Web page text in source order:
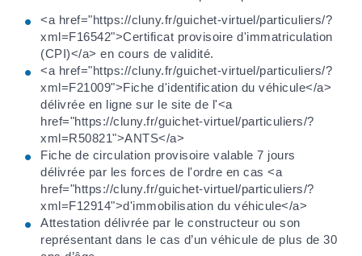
<a href="https://cluny.fr/guichet-virtuel/particuliers/?
xml=F16542">Certificat provisoire d'immatriculation
(CPI)</a> en cours de validité.
<a href="https://cluny.fr/guichet-virtuel/particuliers/?
xml=F21009">Fiche d'identification du véhicule</a>
délivrée en ligne sur le site de l'<a
href="https://cluny.fr/guichet-virtuel/particuliers/?
xml=R50821">ANTS</a>
Fiche de circulation provisoire valable 7 jours
délivrée par les forces de l'ordre en cas <a
href="https://cluny.fr/guichet-virtuel/particuliers/?
xml=F12914">d'immobilisation du véhicule</a>
Attestation délivrée par le constructeur ou son
représentant dans le cas d’un véhicule de plus de 30